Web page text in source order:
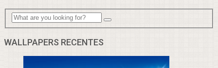
WALLPAPERS RECENTES